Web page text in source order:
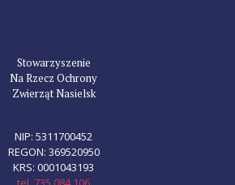
Stowarzyszenie
Na Rzecz Ochrony
Zwierząt Nasielsk
NIP: 5311700452
REGON: 369520950
KRS: 0001043193